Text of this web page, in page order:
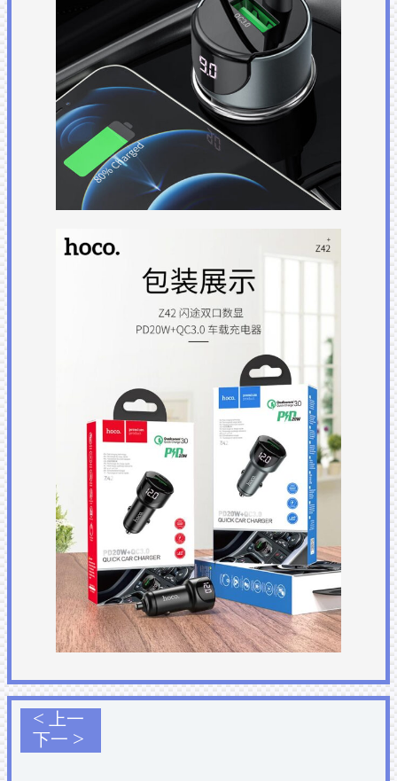
< 上一
下一 >